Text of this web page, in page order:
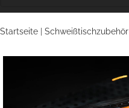
Startseite Schweißtischzubehör